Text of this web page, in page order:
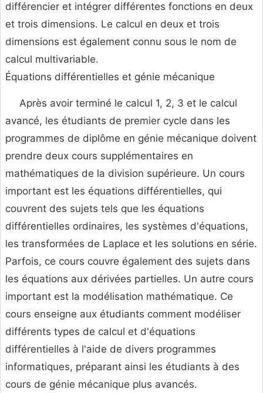
différencier et intégrer différentes fonctions en deux
et trois dimensions. Le calcul en deux et trois
dimensions est également connu sous le nom de
calcul multivariable.
Équations différentielles et génie mécanique
Après avoir terminé le calcul 1, 2, 3 et le calcul
avancé, les étudiants de premier cycle dans les
programmes de diplôme en génie mécanique doivent
prendre deux cours supplémentaires en
mathématiques de la division supérieure. Un cours
important est les équations différentielles, qui
couvrent des sujets tels que les équations
différentielles ordinaires, les systèmes d'équations,
les transformées de Laplace et les solutions en série.
Parfois, ce cours couvre également des sujets dans
les équations aux dérivées partielles. Un autre cours
important est la modélisation mathématique. Ce
cours enseigne aux étudiants comment modéliser
différents types de calcul et d'équations
différentielles à l'aide de divers programmes
informatiques, préparant ainsi les étudiants à des
cours de génie mécanique plus avancés.